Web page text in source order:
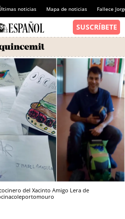
noticias Mapa de noticias Fallece
del Xacinto Amigo Lera de